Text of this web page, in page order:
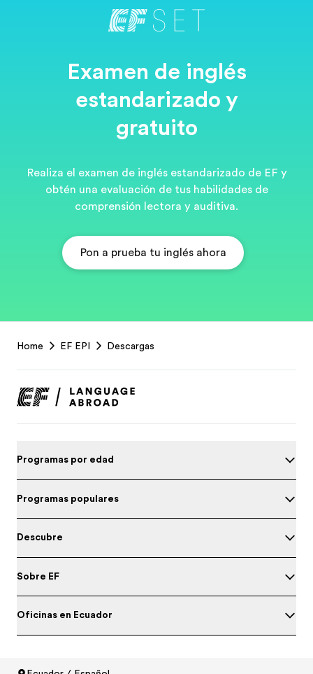
Examen de inglés
estandarizado y
gratuito
Realiza el examen de inglés estandarizado de EF y
obtén una evaluación de tus habilidades de
comprensión lectora y auditiva.
Pon a prueba tu inglés ahora
Footer
Home EF EPI Descargas
Programas por edad
Programas populares
Descubre
Sobre EF
Oficinas en Ecuador